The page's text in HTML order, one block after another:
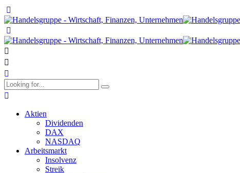
Aktien
Dividenden
DAX
NASDAQ
Arbeitsmarkt
Insolvenz
Streik